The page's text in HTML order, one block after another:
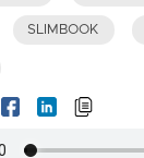
SLIMBOOK